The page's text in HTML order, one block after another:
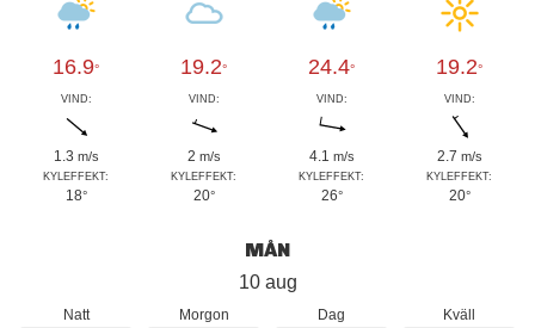
16.9°
VIND:
1.3 m/s
KYLEFFEKT:
18°
19.2°
VIND:
2 m/s
KYLEFFEKT:
20°
24.4°
VIND:
4.1 m/s
KYLEFFEKT:
26°
19.2°
VIND:
2.7 m/s
KYLEFFEKT:
20°
MÅN
10 aug
Natt Morgon Dag Kväll